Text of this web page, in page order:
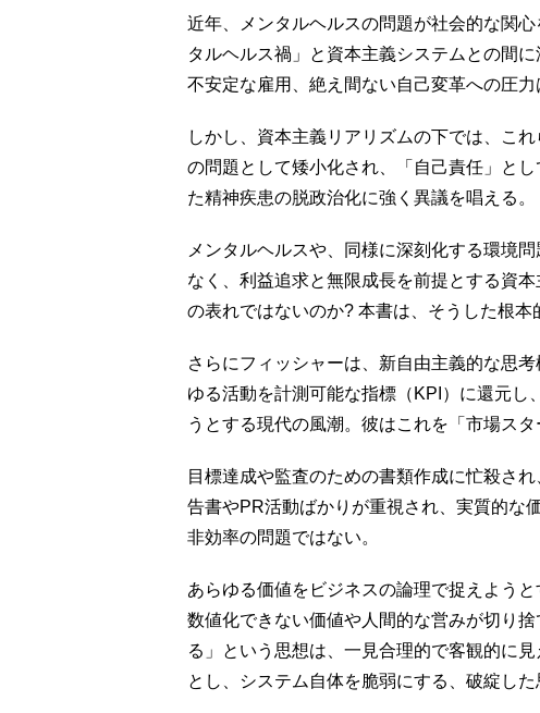
近年、メンタルヘルスの問題が社会的な関
タルヘルス禍」と資本主義システムとの間
不安定な雇用、絶え間ない自己変革への圧力
しかし、資本主義リアリズムの下では、こ
の問題として矮小化され、「自己責任」と
た精神疾患の脱政治化に強く異議を唱える。
メンタルヘルスや、同様に深刻化する環境
なく、利益追求と無限成長を前提とする資
の表れではないのか? 本書は、そうした根本
さらにフィッシャーは、新自由主義的な思
ゆる活動を計測可能な指標（KPI）に還元し
うとする現代の風潮。彼はこれを「市場ス
目標達成や監査のための書類作成に忙殺さ
告書やPR活動ばかりが重視され、実質的な
非効率の問題ではない。
あらゆる価値をビジネスの論理で捉えよう
数値化できない価値や人間的な営みが切り
る」という思想は、一見合理的で客観的に
とし、システム自体を脆弱にする、破綻した